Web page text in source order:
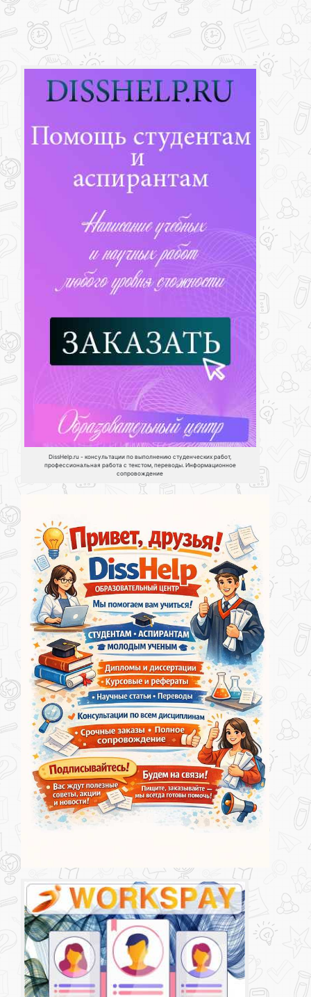
DissHelp.ru - консультации по выполнению студенческих работ,
профессиональная работа с текстом, переводы. Информационное
сопровождение